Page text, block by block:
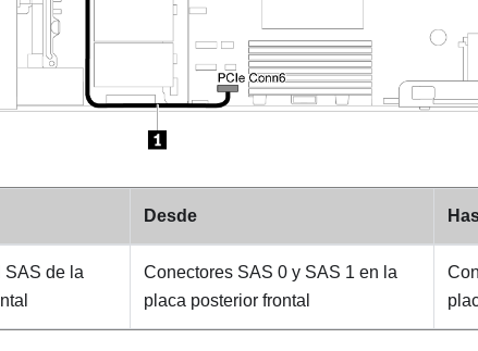
Desde
SAS de la
Conectores SAS 0 y SAS 1 en la
placa posterior frontal